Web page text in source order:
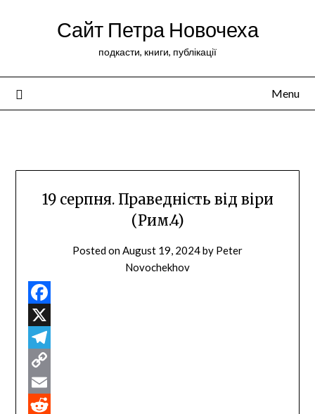
Сайт Петра Новочеха
подкасти, книги, публікації
Menu
19 серпня. Праведність від віри
(Рим.4)
Posted onAugust 19, 2024by Peter
Novochekhov
Facebook
X
Telegram
Copy
Link
Email